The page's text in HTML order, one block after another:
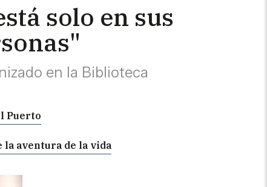
solo en sus
en la Biblioteca
Puerto
la aventura de la vida